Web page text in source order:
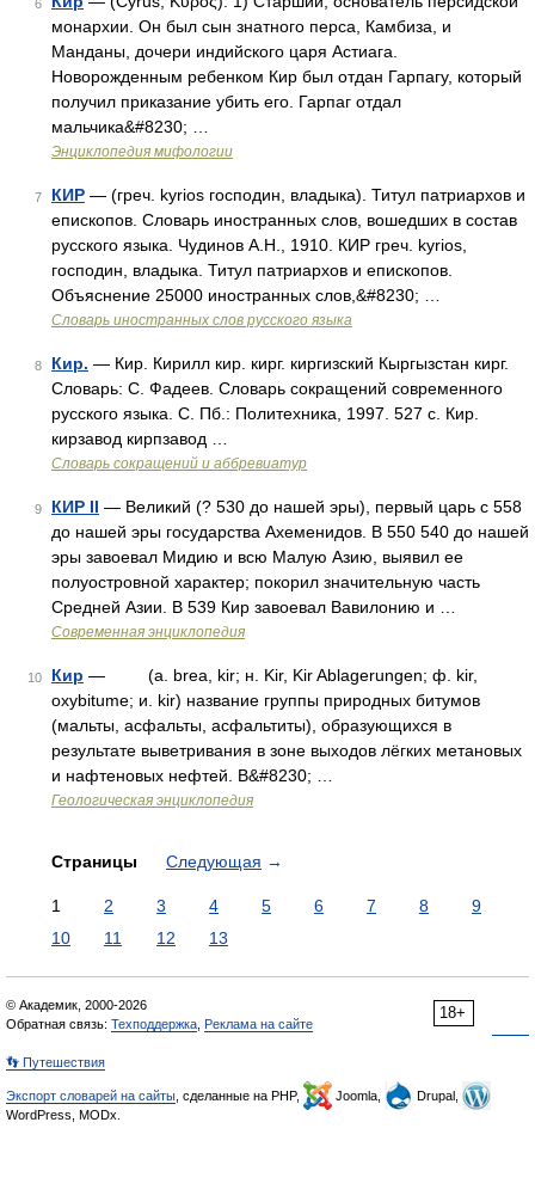
6
монархии. Он был сын знатного перса, Камбиза, и
Манданы, дочери индийского царя Астиага.
Новорожденным ребенком Кир был отдан Гарпагу, который
получил приказание убить его. Гарпаг отдал
мальчика&#8230; …
Энциклопедия мифологии
7 КИР — (греч. kyrios господин, владыка). Титул патриархов и
епископов. Словарь иностранных слов, вошедших в состав
русского языка. Чудинов А.Н., 1910. КИР греч. kyrios,
господин, владыка. Титул патриархов и епископов.
Объяснение 25000 иностранных слов,&#8230; …
Словарь иностранных слов русского языка
8 Кир. — Кир. Кирилл кир. кирг. киргизский Кыргызстан кирг.
Словарь: С. Фадеев. Словарь сокращений современного
русского языка. С. Пб.: Политехника, 1997. 527 с. Кир.
кирзавод кирпзавод …
Словарь сокращений и аббревиатур
9 КИР II — Великий (? 530 до нашей эры), первый царь с 558
до нашей эры государства Ахеменидов. В 550 540 до нашей
эры завоевал Мидию и всю Малую Азию, выявил ее
полуостровной характер; покорил значительную часть
Средней Азии. В 539 Кир завоевал Вавилонию и …
Современная энциклопедия
10 Кир — (a. brea, kir; н. Kir, Kir Ablagerungen; ф. kir,
oxybitume; и. kir) название группы природных битумов
(мальты, асфальты, асфальтиты), образующихся в
результате выветривания в зоне выходов лёгких метановых
и нафтеновых нефтей. B&#8230; …
Геологическая энциклопедия
Страницы Следующая →
1 2 3 4 5 6 7 8
9
10
11 12 13
18+
© Академик, 2000-2026
Обратная связь: Техподдержка Реклама на сайте
👣 Путешествия
Экспорт словарей на сайты , сделанные на PHP, Joomla,
Drupal,
WordPress, MODx.